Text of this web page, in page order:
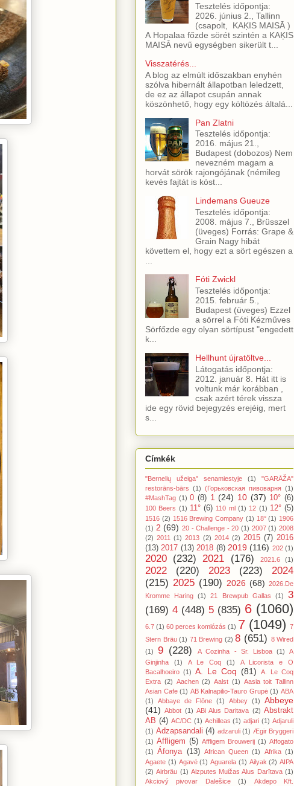
Tesztelés időpontja:
2026. június 2., Tallinn
(csapolt, KAĶIS MAISĀ )
A Hopalaa főzde sörét szintén a KAĶIS
MAISĀ nevű egységben sikerült t...
Visszatérés...
A blog az elmúlt időszakban enyhén
szólva hibernált állapotban leledzett,
de ez az állapot csupán annak
köszönhető, hogy egy költözés általá...
Pan Zlatni
Tesztelés időpontja:
2016. május 21.,
Budapest (dobozos) Nem
nevezném magam a
horvát sörök rajongójának (némileg
kevés fajtát is kóst...
Lindemans Gueuze
Tesztelés időpontja:
2008. május 7., Brüsszel
(üveges) Forrás: Grape &
Grain Nagy hibát
követtem el, hogy ezt a sört egészen a
Fóti Zwickl
Tesztelés időpontja:
2015. február 5.,
Budapest (üveges) Ezzel
a sörrel a Fóti Kézműves
Sörfőzde egy olyan sörtípust "engedett
k...
Hellhunt újratöltve...
Látogatás időpontja:
2012. január 8. Hát itt is
voltunk már korábban ,
csak azért térek vissza
ide egy rövid bejegyzés erejéig, mert
s...
Címkék
"Bernelių užeiga" senamiestyje (1)
"GARĀŽA"
restorāns-bārs (1) (Горьковская пивоварня (1)
#MashTag (1) 0 (8) 1 (24) 10 (37) 10° (6)
100 Beers (1) 11° (6) 110 ml (1) 12 (1) 12° (5)
1516 (2) 1516 Brewing Company (1) 18° (1) 1906
(1) 2 (69) 20 - Challenge - 20 (1) 2007 (1) 2008
(2) 2011 (1) 2013 (2) 2014 (2) 2015 (7) 2016
(13) 2017 (13) 2018 (8) 2019 (116) 202 (1)
2020 (232) 2021 (176) 2021.6 (1)
2022 (220) 2023 (223)
2024
(215) 2025 (190) 2026 (68) 2026.De
Kromme Haring
(1) 21 Brewpub Gallas (1)
3
(169) 4 (448) 5 (835) 6 (1060)
6.7 (1) 60 perces komlózás (1) 7 (1049) 7
Stern Bräu (1) 71 Brewing (2) 8 (651) 8 Wired
(1)
9 (228) A Cozinha - Sr. Lisboa (1)
A
Ginjinha
(1) A Le Coq (1)
A Licorista e O
Bacalhoeiro (1) A. Le Coq (81)
A. Le Coq
Extra (2) Aachen (2) Aalst (1) Aasia toit Tallinn
Asian Cafe (1) AB Kalnapilio-Tauro Grupė (1) ABA
(1)
Abbaye de Flône (1) Abbey (1)
Abbeye
(41)
Abbot (1) ABi Alus Daritava (2) Abstrakt
AB (4) AC/DC (1) Achilleas (1) adjari (1) Adjaruli
(1) Adzapsandali (4) adzaruli (1) Ægir Bryggeri
(1) Affligem (5) Affligem Brouwerij (1) Affogato
(1)
Áfonya (13) African Queen (1) Afrika (1)
Agaete (1) Agavé (1) Aguarela (1) Ailyak (2) AIPA
(2) Airbräu (1) Aizputes Muižas Alus Darītava (1)
Akciový pivovar Dalešice
(1)
Akdepo Kft.